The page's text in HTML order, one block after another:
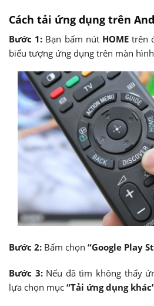
Cách tải ứng dụng trên
Bước 1: Bạn bấm nút HOMEtrên
biểu tượng ứng dụng trên màn
Bước 2: Bấm chọn “Google Play
Bước 3: Nếu đã tìm không thấy
lựa chọn mục “Tải ứng dụng